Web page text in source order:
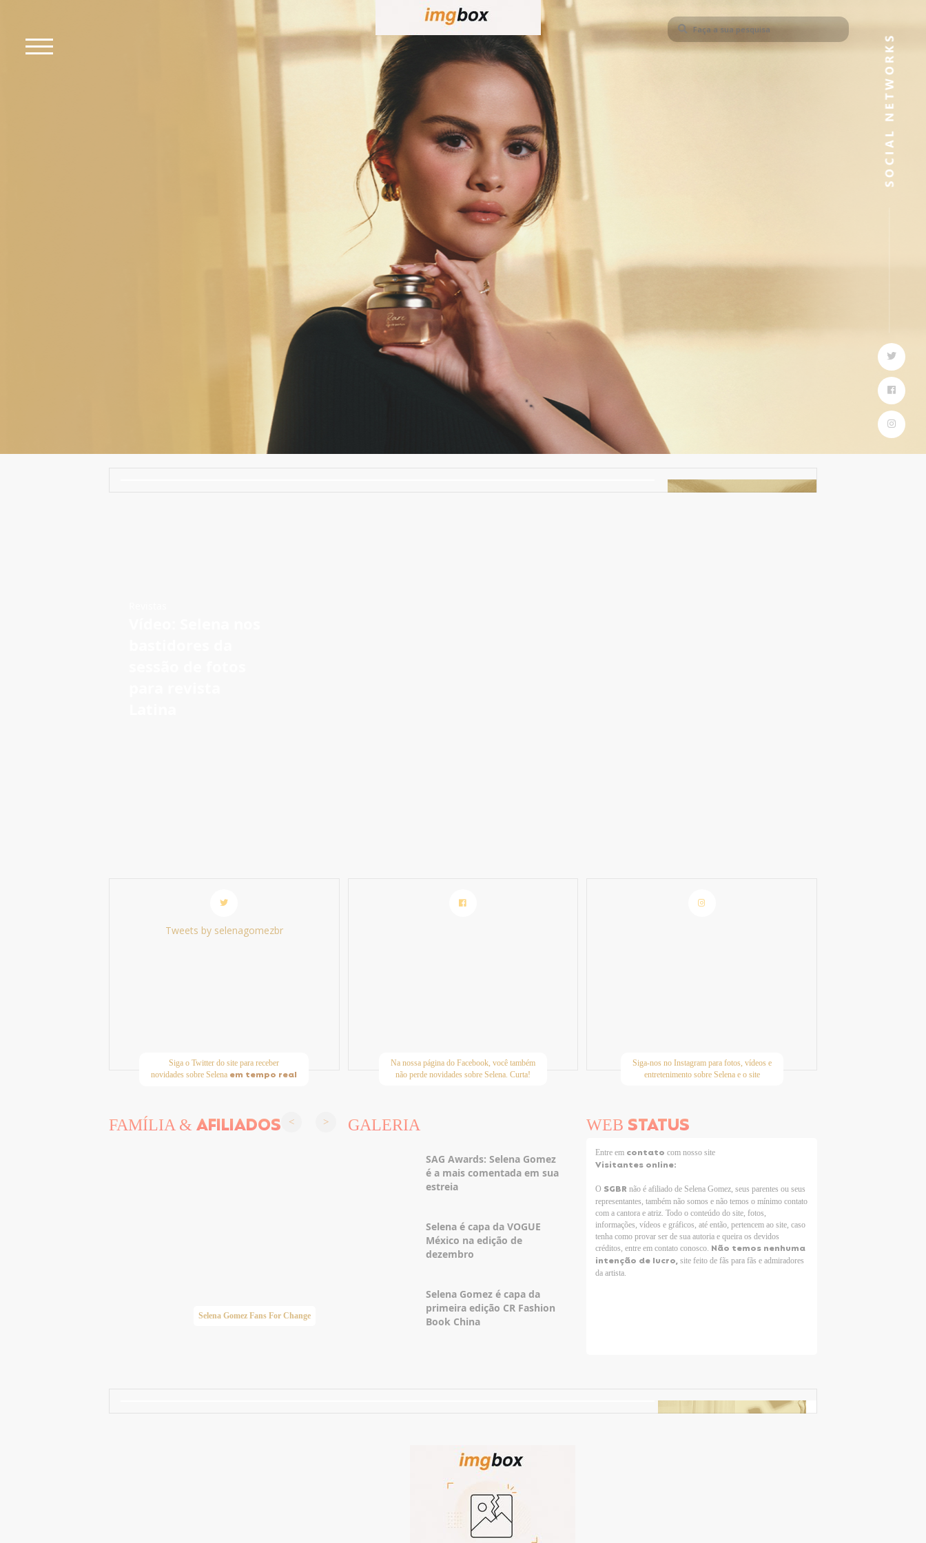
Tweets by selenagomezbr
Siga o Twitter do site para receber
novidades sobre Selena em tempo real
Na nossa página do Facebook, você também
não perde novidades sobre Selena. Curta!
Siga-nos no Instagram para fotos, vídeos e
entretenimento sobre Selena e o site
FAMÍLIA & AFILIADOS
Selena Gomez Fans For Change Taylor Swift Brasil
GALERIA
SAG Awards: Selena Gomez
é a mais comentada em sua
estreia
Selena é capa da VOGUE
México na edição de
dezembro
Selena Gomez é capa da
primeira edição CR Fashion
Book China
WEB STATUS
Entre em contatocom nosso site
Visitantes online:
O SGBR não é afiliado de Selena Gomez, seus parentes ou seus
representantes, também não somos e não temos o mínimo contato
com a cantora e atriz. Todo o conteúdo do site, fotos,
informações, vídeos e gráficos, até então, pertencem ao site, caso
tenha como provar ser de sua autoria e queira os devidos
créditos, entre em contato conosco. Não temos nenhuma
intenção de lucro,site feito de fãs para fãs e admiradores
da artista.